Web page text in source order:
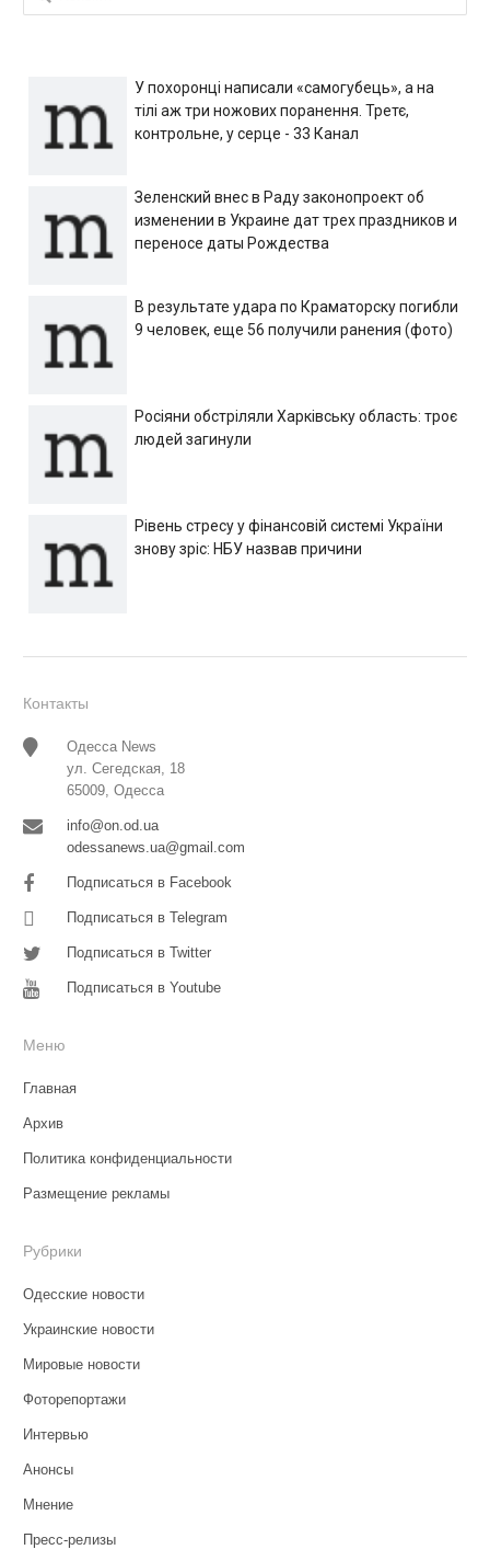
У похоронці написали «самогубець», а на
тілі аж три ножових поранення. Третє,
контрольне, у серце - 33 Канал
Зеленский внес в Раду законопроект об
изменении в Украине дат трех праздников и
переносе даты Рождества
В результате удара по Краматорску погибли
9 человек, еще 56 получили ранения (фото)
Росіяни обстріляли Харківську область: троє
людей загинули
Рівень стресу у фінансовій системі України
знову зріс: НБУ назвав причини
Контакты
Одесса News
ул. Сегедская, 18
65009, Одесса
info@on.od.ua
odessanews.ua@gmail.com
Подписаться в Facebook
Подписаться в Telegram
Подписаться в Twitter
Подписаться в Youtube
Меню
Главная
Архив
Политика конфиденциальности
Размещение рекламы
Рубрики
Одесские новости
Украинские новости
Мировые новости
Фоторепортажи
Интервью
Анонсы
Мнение
Пресс-релизы